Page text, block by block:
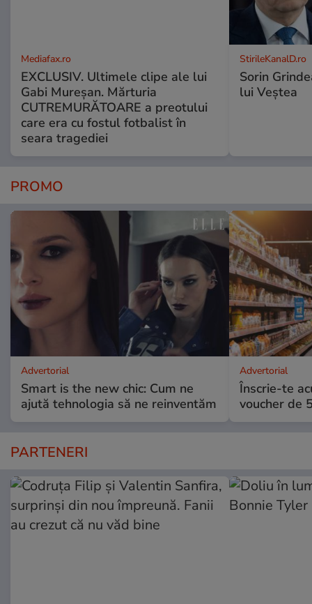
Mediafax.ro
EXCLUSIV. Ultimele clipe ale lui
Gabi Mureșan. Mărturia
CUTREMURĂTOARE a preotului
care era cu fostul fotbalist în
seara tragediei
StirileKanalD.ro
Sorin
lui Veștea
PROMO
Advertorial
Smart is the new chic: Cum ne
ajută tehnologia să ne reinventăm
Advertorial
Înscrie-te
voucher de
PARTENERI